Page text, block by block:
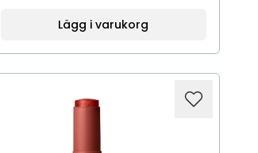
Lägg i varukorg